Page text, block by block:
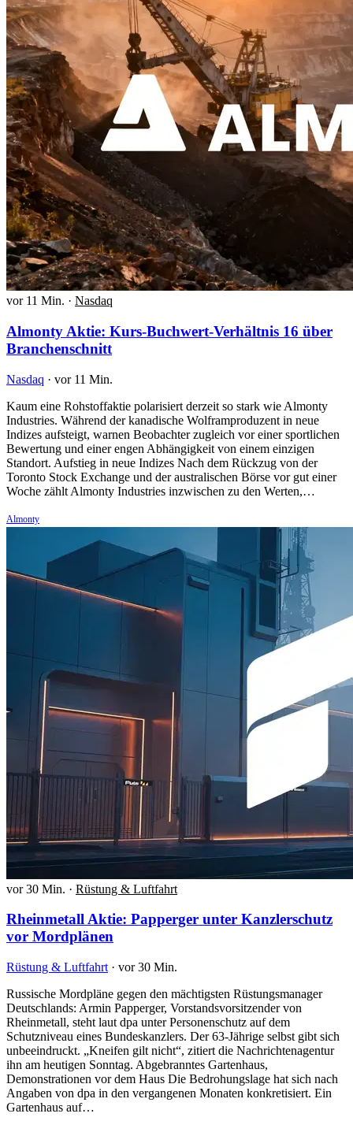
vor 11 Min. · Nasdaq
Almonty Aktie: Kurs-Buchwert-Verhältnis 16 über
Branchenschnitt
Nasdaq · vor 11 Min.
Kaum eine Rohstoffaktie polarisiert derzeit so stark wie Almonty
Industries. Während der kanadische Wolframproduzent in neue
Indizes aufsteigt, warnen Beobachter zugleich vor einer sportlichen
Bewertung und einer engen Abhängigkeit von einem einzigen
Standort. Aufstieg in neue Indizes Nach dem Rückzug von der
Toronto Stock Exchange und der australischen Börse vor gut einer
Woche zählt Almonty Industries inzwischen zu den Werten,…
Almonty
vor 30 Min. · Rüstung & Luftfahrt
Rheinmetall Aktie: Papperger unter Kanzlerschutz
vor Mordplänen
Rüstung & Luftfahrt · vor 30 Min.
Russische Mordpläne gegen den mächtigsten Rüstungsmanager
Deutschlands: Armin Papperger, Vorstandsvorsitzender von
Rheinmetall, steht laut dpa unter Personenschutz auf dem
Schutzniveau eines Bundeskanzlers. Der 63-Jährige selbst gibt sich
unbeeindruckt. „Kneifen gilt nicht“, zitiert die Nachrichtenagentur
ihn am heutigen Sonntag. Abgebranntes Gartenhaus,
Demonstrationen vor dem Haus Die Bedrohungslage hat sich nach
Angaben von dpa in den vergangenen Monaten konkretisiert. Ein
Gartenhaus auf…